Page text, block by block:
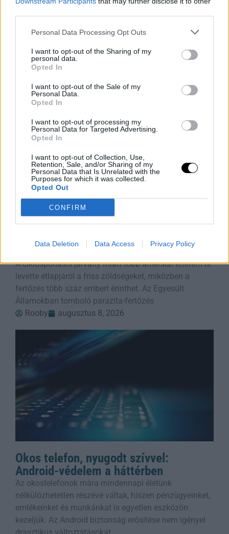
Personal Data Processing Opt Outs
I want to opt-out of the Sharing of my
personal data.
Opted In
I want to opt-out of the Sale of my
Personal Data.
Opted In
I want to opt-out of processing my
Personal Data for Targeted Advertising.
Opted In
I want to opt-out of Collection, Use,
Retention, Sale, and/or Sharing of my
Personal Data that Is Unrelated with the
Purposes for which it was collected.
Opted Out
CONFIRM
Data Deletion Data Access Privacy Policy
Bastion Óriás: Miért Kellene a World of
Egy igazi tank osztály, a másik meg csak egy játékos,
aki öltözködik – ki tudod találni, melyik melyik? A Final
Rooby
augusztus 8, 2026
A Parazita Ami Felforgatja Az
Éttermek Menüjét
A ciklosporiasis járvány miatt több amerikai étterem is
levette étlapjáról a friss zöldségeket, miközben a
fertőzés több száz embert érinthet. Az Egyesült
Államokban tomboló parazita-fertőzés
Rooby
augusztus 8, 2026
Okos telefon, nyugodt szívvel:
Android-védelem a háttérben
Az okostelefonok mára mindennapi életünk
nélkülözhetetlen részévé váltak, hiszen pénzügyeinket,
emlékeinket és munkánkat is egyetlen eszközön
kezeljük. Az Android biztonság erősítése nem igényel